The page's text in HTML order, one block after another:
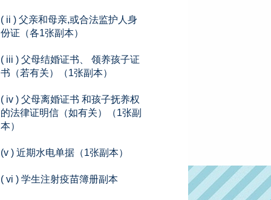
( ii ) 父亲和母亲,或合法监护人身
份证（各1张副本）
( iii ) 父母结婚证书、 领养孩子证
书（若有关）（1张副本）
( iv ) 父母离婚证书 和孩子抚养权
的法律证明信（如有关）（1张副
本）
(v ) 近期水电单据（1张副本）
( vi ) 学生注射疫苗簿册副本